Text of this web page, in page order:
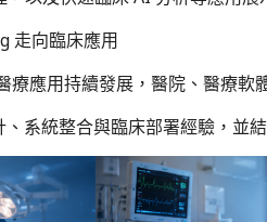
走向臨床應用
療應用持續發展，醫院、醫療
系統整合與臨床部署經驗，並